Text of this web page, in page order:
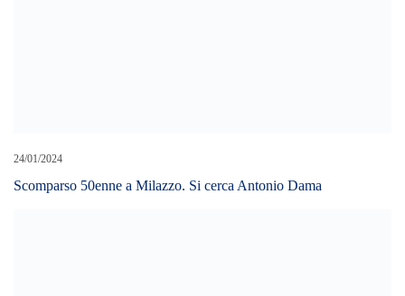
24/01/2024
Scomparso 50enne a Milazzo. Si cerca Antonio Dama